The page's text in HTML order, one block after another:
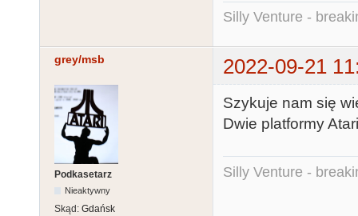
Silly Venture -
grey/msb 2022-09-21
Podkasetarz
Nieaktywny
Skąd: Gdańsk
Szykuje nam się
Dwie platformy
Silly Venture -